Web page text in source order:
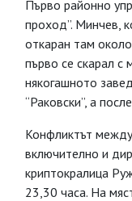
Първо районно
проход”. Минчев,
откаран там
първо се скарал
някогашното
“Раковски”, а
Конфликтът
включително и
криптокралица
23,30 часа. На